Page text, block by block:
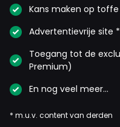
Kans maken op toffe
Advertentievrije site
Toegang tot de
Premium)
En nog veel meer…
* m.u.v. content van derden